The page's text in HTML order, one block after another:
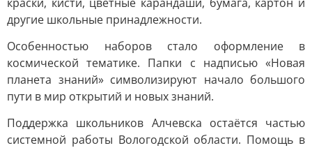
другие школьные принадлежности.
Особенностью наборов стало оформление в
космической тематике. Папки с надписью «Новая
планета знаний» символизируют начало большого
пути в мир открытий и новых знаний.
Поддержка школьников Алчевска остаётся частью
системной работы Вологодской области. Помощь в